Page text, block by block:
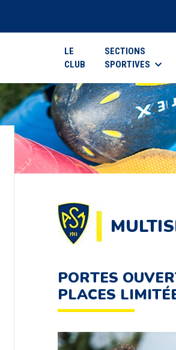
LE
CLUB
SECTIONS
SPORTIVES
PORTES
PLACES